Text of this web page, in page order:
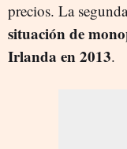
precios. La
situación de
Irlanda en 2013.